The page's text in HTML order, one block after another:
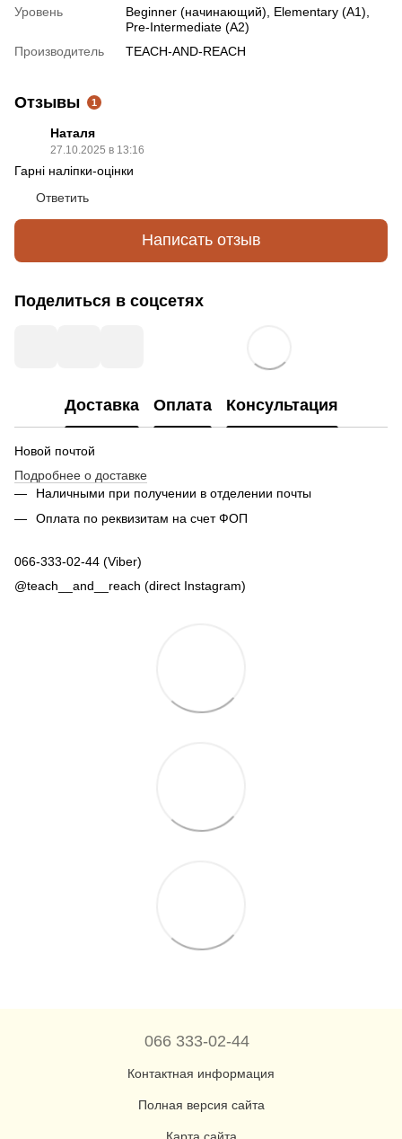
Уровень
Beginner (начинающий), Elementary (A1),
Pre-Intermediate (A2)
Производитель
TEACH-AND-REACH
Отзывы 1
Наталя
27.10.2025 в 13:16
Гарні наліпки-оцінки
Ответить
Написать отзыв
Поделиться в соцсетях
Доставка Оплата Консультация
Новой почтой
Подробнее о доставке
Наличными при получении в отделении почты
Оплата по реквизитам на счет ФОП
066-333-02-44 (Viber)
@teach__and__reach (direct Instagram)
066 333-02-44
Контактная информация
Полная версия сайта
Карта сайта